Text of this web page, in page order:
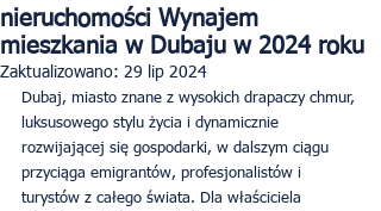
nieruchomości Wynajem
mieszkania w Dubaju w 2024 roku
Zaktualizowano: 29 lip 2024
Dubaj, miasto znane z wysokich drapaczy chmur,
luksusowego stylu życia i dynamicznie
rozwijającej się gospodarki, w dalszym ciągu
przyciąga emigrantów, profesjonalistów i
turystów z całego świata. Dla właściciela